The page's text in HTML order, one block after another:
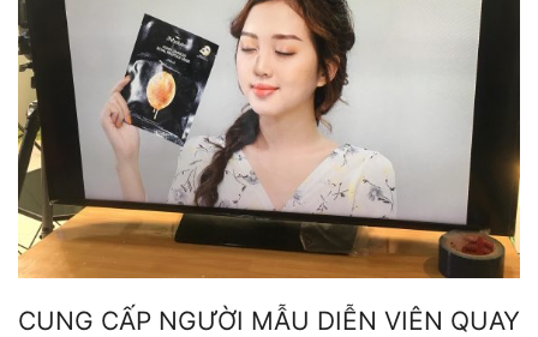
CUNG CẤP NGƯỜI MẪU DIỄN VIÊN QUAY